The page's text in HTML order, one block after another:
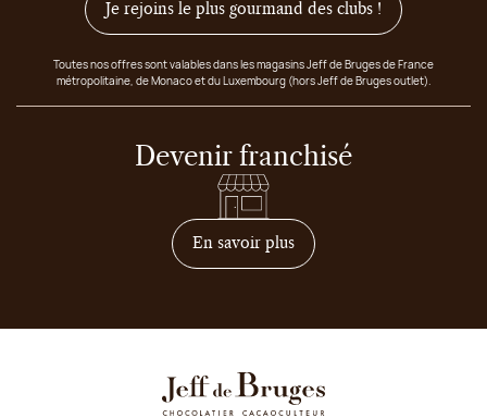
Je rejoins le plus gourmand des clubs !
Toutes nos offres sont valables dans les magasins Jeff de Bruges de France
métropolitaine, de Monaco et du Luxembourg (hors Jeff de Bruges outlet).
Devenir franchisé
En savoir plussur comment devenir